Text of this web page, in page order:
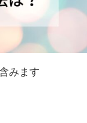
みます